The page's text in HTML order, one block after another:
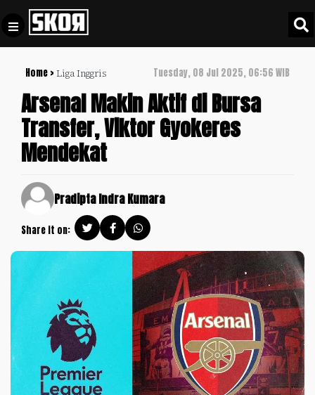
Home > Liga Inggris Tuesday, 08 Jul 2025, 06:56 WIB
Arsenal Makin Aktif di Bursa
Transfer, Viktor Gyokeres
Mendekat
Pradipta Indra Kumara
Share it on:
Football +
Culture +
Update
Indonesia
SKOR
Policy
Pedoman
Pemberitaan
Media
Disclaimer
Tentang
Kami